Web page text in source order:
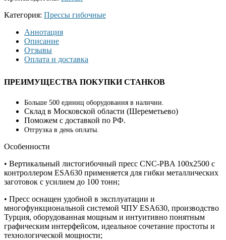
Категория: Прессы гибочные
Аннотация
Описание
Отзывы
Оплата и доставка
ПРЕИМУЩЕСТВА ПОКУПКИ СТАНКОВ
Больше 500 единиц оборудования в наличии.
Склад в Московской области (Шереметьево)
Поможем с доставкой по РФ.
Отгрузка в день оплаты.
Особенности
• Вертикальный листогибочный пресс CNC-PBA 100х2500 с
контроллером ESA630 применяется для гибки металлических
заготовок с усилием до 100 тонн;
• Пресс оснащен удобной в эксплуатации и
многофункциональной системой ЧПУ ESA630, производство
Турция, оборудованная мощным и интуитивно понятным
графическим интерфейсом, идеальное сочетание простоты и
технологической мощности;